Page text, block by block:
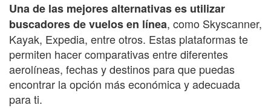
Una de las mejores alternativas es utilizar
buscadores de vuelos en línea, como Skyscanner,
Kayak, Expedia, entre otros. Estas plataformas te
permiten hacer comparativas entre diferentes
aerolíneas, fechas y destinos para que puedas
encontrar la opción más económica y adecuada
para ti.